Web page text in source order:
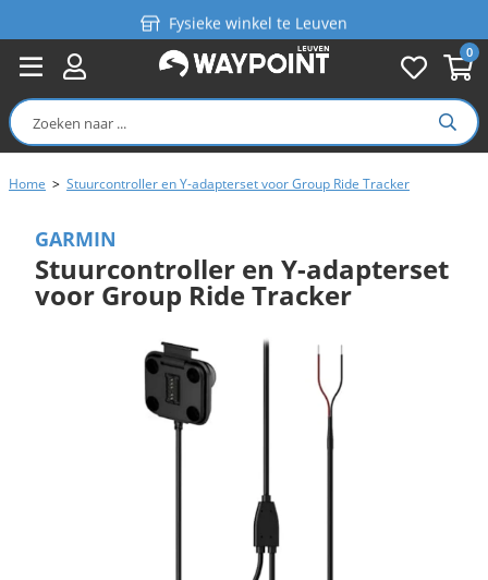
0
Fysieke winkel te Leuven
Persoonlijk advies
Gratis verzending in België vanaf €99
Home > Stuurcontroller en Y-adapterset voor Group Ride Tracker
GARMIN
Stuurcontroller en Y-adapterset
voor Group Ride Tracker